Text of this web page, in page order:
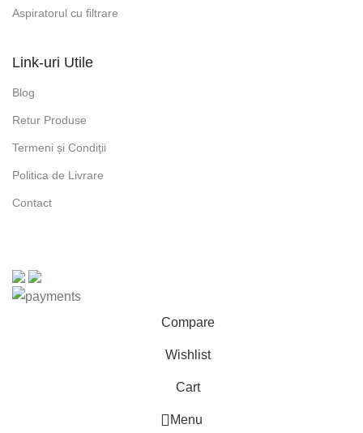
Aspiratorul cu filtrare
Link-uri Utile
Blog
Retur Produse
Termeni și Condiții
Politica de Livrare
Contact
Compare
Wishlist
Cart
Menu